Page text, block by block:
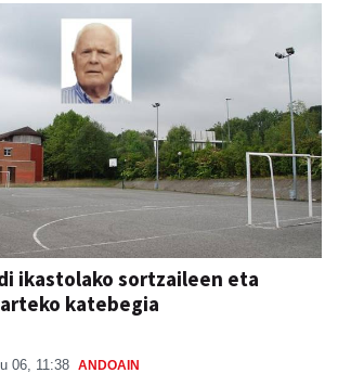
ikastolako sortzaileen eta
katebegia
06, 11:38 ANDOAIN